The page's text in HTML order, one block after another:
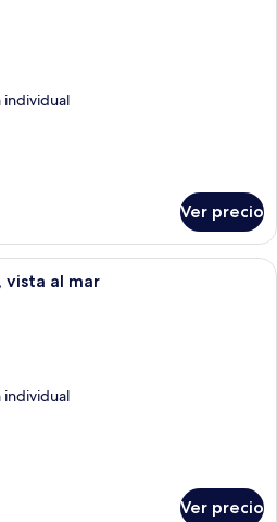
individual
Ver precio
Habitación de hotel moderna con
vista al mar
individual
Ver precio